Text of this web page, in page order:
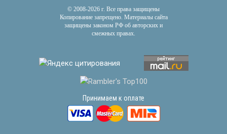
© 2008-2026 г. Все права защищены
Копирование запрещено. Материалы сайта
защищены законом РФ об авторских и
смежных правах.
Принимаем к оплате